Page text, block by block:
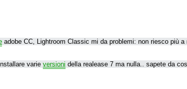
adobe CC, Lightroom Classic mi da problemi: non riesco più
varie versioni della realease 7 ma nulla.. sapete da